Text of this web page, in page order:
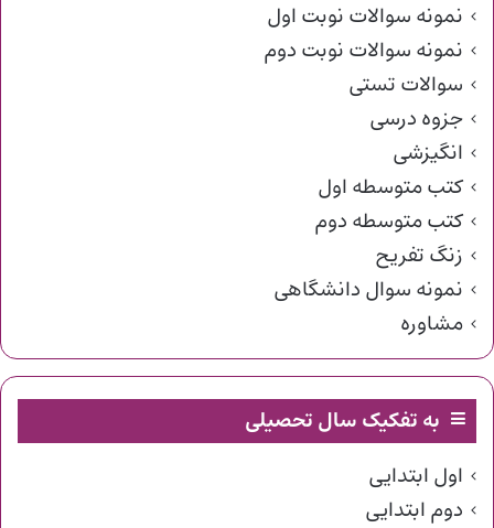
نمونه سوالات نوبت اول
نمونه سوالات نوبت دوم
سوالات تستی
جزوه درسی
انگیزشی
کتب متوسطه اول
کتب متوسطه دوم
زنگ تفریح
نمونه سوال دانشگاهی
مشاوره
به تفکیک سال تحصیلی
اول ابتدایی
دوم ابتدایی